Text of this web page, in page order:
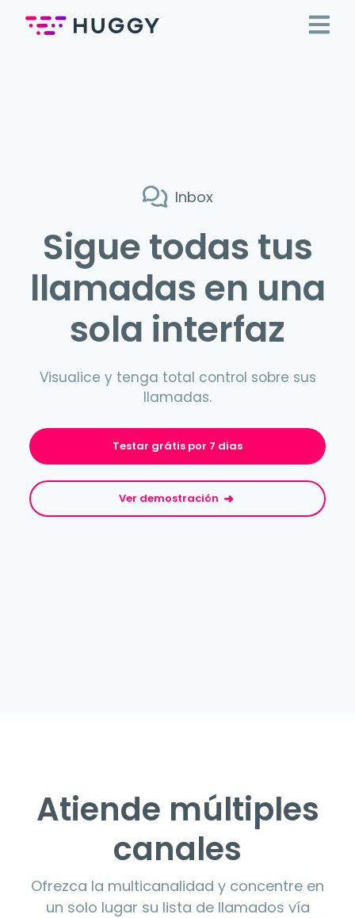
Inbox
Sigue todas tus
llamadas en una
sola interfaz
Visualice y tenga total control sobre sus
llamadas.
Testar grátis por 7 dias
Ver demostración
Atiende múltiples
canales
Ofrezca la multicanalidad y concentre en
un solo lugar su lista de llamados vía